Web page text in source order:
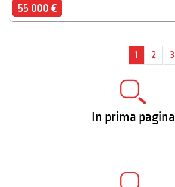
55 000 €
1 2 3
In prima pagina